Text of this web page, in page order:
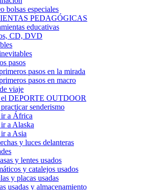
bolsas especiales
PEDAGÓGICAS
educativas
CD, DVD
pasos
pasos en la mirada
pasos en macro
viaje
el DEPORTE OUTDOOR
senderismo
ir a África
a Alaska
a Asia
y luces delanteras
y lentes usados
y catalejos usados
y placas usadas
usadas y almacenamiento